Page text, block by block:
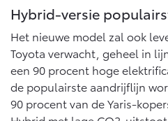
Vanaf € 76.695,-
Proace (excl. BTW)
OOK ALS BATTERIJ-
ELEKTRISCH
Hybrid-versie
Het nieuwe model zal ook
Toyota verwacht, geheel in
een 90 procent hoge
de populairste aandrijflijn
90 procent van de Yaris-